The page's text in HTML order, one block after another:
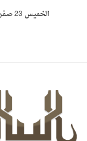
الخميس 23 صفر 1448 هـ